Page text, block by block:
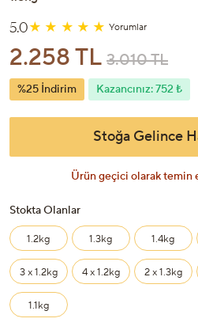
5.0 Yorumlar
2.258 TL 3.010 TL
%25 İndirim Kazancınız: 752 ₺
Stoğa Gelince
Ürün geçici olarak temin
Stokta Olanlar
1.2kg 1.3kg 1.4kg
3 x 1.2kg 4 x 1.2kg 2 x 1.3kg
1.1kg